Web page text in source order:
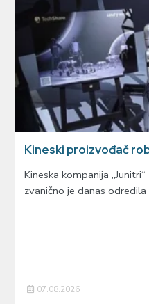
Kineski proizvođač
Kineska kompanija
zvanično je danas
07.08.2026